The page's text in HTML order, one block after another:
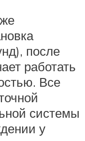
после
работать
Все
системы
у